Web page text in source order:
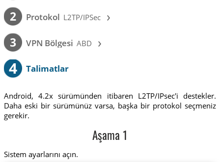
2 Protokol L2TP/IPSec ›
3 VPN Bölgesi ABD ›
4 Talimatlar
Android, 4.2x sürümünden itibaren L2TP/IPsec'i destekler.
Daha eski bir sürümünüz varsa, başka bir protokol seçmeniz
gerekir.
Aşama 1
Sistem ayarlarını açın.